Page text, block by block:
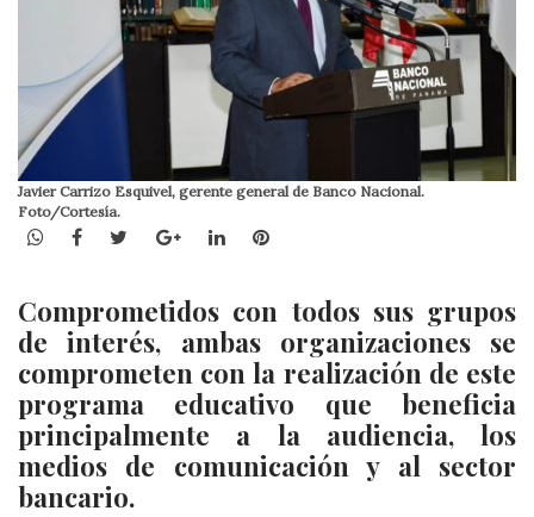
Javier Carrizo Esquivel, gerente general de Banco Nacional.
Foto/Cortesía.
WhatsApp
Facebook
TwitterGoogle+LinkedInPinterest
Comprometidos con todos sus grupos
de interés, ambas organizaciones se
comprometen con la realización de este
programa educativo que beneficia
principalmente a la audiencia, los
medios de comunicación y al sector
bancario.